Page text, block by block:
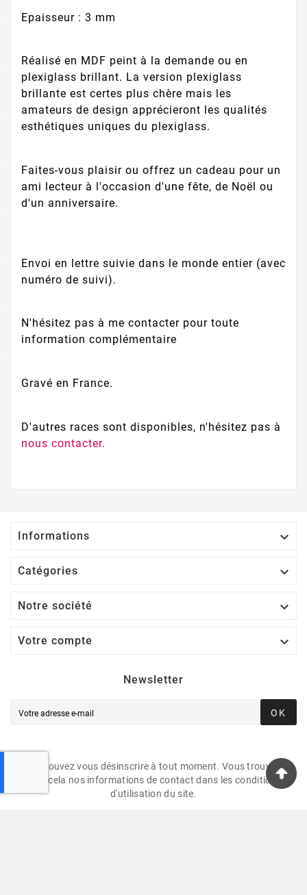
Epaisseur : 3 mm
Réalisé en MDF peint à la demande ou en
plexiglass brillant. La version plexiglass
brillante est certes plus chère mais les
amateurs de design apprécieront les qualités
esthétiques uniques du plexiglass.
Faites-vous plaisir ou offrez un cadeau pour un
ami lecteur à l'occasion d'une fête, de Noël ou
d'un anniversaire.
Envoi en lettre suivie dans le monde entier (avec
numéro de suivi).
N'hésitez pas à me contacter pour toute
information complémentaire
Gravé en France.
D'autres races sont disponibles, n'hésitez pas à
nous contacter.
Informations 
Catégories 
Notre société 
Votre compte 
Newsletter
OK
Vous pouvez vous désinscrire à tout moment. Vous trouverez
pour cela nos informations de contact dans les conditions
d'utilisation du site.